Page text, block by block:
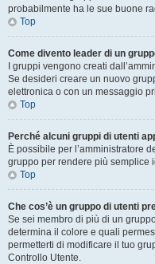
probabilmente ha le sue buone
Top
Come divento leader di un
I gruppi vengono creati
Se desideri creare un nuovo
elettronica o con un messaggio
Top
Perché alcuni gruppi di utenti
È possibile per l’amministratore
gruppo per rendere più semplice
Top
Che cos’è un gruppo di utenti
Se sei membro di più di un
determina il colore e quali
permetterti di modificare il tuo
Controllo Utente.